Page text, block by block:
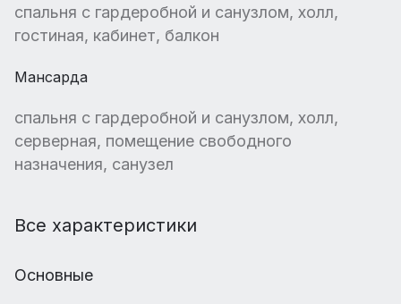
спальня с гардеробной и санузлом, холл,
гостиная, кабинет, балкон
Мансарда
спальня с гардеробной и санузлом, холл,
серверная, помещение свободного
назначения, санузел
Все характеристики
Основные